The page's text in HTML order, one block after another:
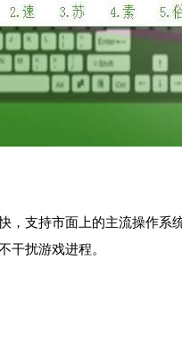
，支持市面上的主流操作系
扰游戏进程。